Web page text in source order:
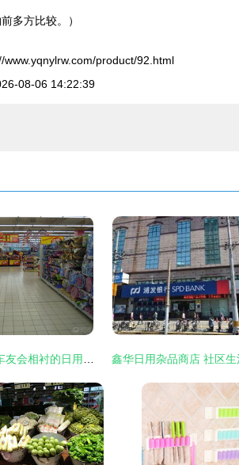
多方比较。）
product/92.html
08-06 14:22:39